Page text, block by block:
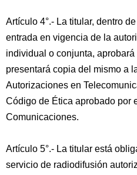
Artículo 4°.- La titular, dentro
entrada en vigencia de la
individual o conjunta,
presentará copia del mismo a
Autorizaciones en
Código de Ética aprobado por
Comunicaciones.
Artículo 5°.- La titular está
servicio de radiodifusión